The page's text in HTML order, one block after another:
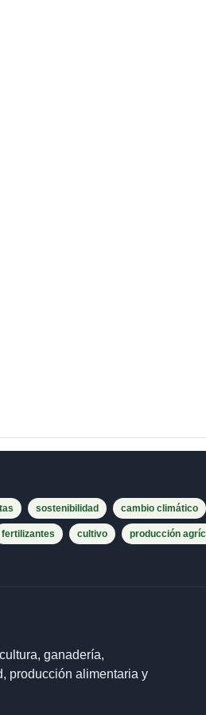
sostenibilidad cambio climático
fertilizantes cultivo producción
ganadería,
producción alimentaria y